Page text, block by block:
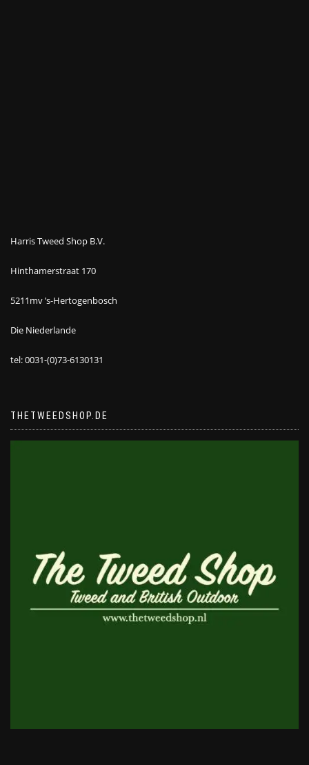
Harris Tweed Shop B.V.
Hinthamerstraat 170
5211mv ’s-Hertogenbosch
Die Niederlande
tel: 0031-(0)73-6130131
THETWEEDSHOP.DE